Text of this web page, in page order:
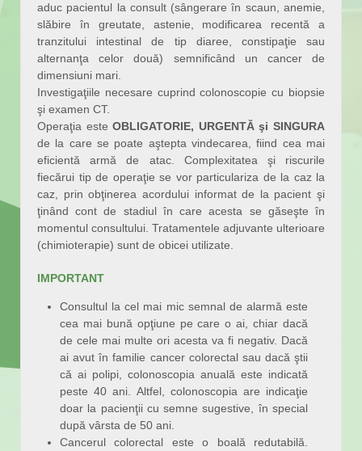
aduc pacientul la consult (sângerare în scaun, anemie,
slăbire în greutate, astenie, modificarea recentă a
tranzitului intestinal de tip diaree, constipaţie sau
alternanţa celor două) semnificând un cancer de
dimensiuni mari.
Investigaţiile necesare cuprind colonoscopie cu biopsie
şi examen CT.
Operaţia esteOBLIGATORIE, URGENTĂ şi SINGURA
de la care se poate aştepta vindecarea, fiind cea mai
eficientă armă de atac. Complexitatea şi riscurile
fiecărui tip de operaţie se vor particulariza de la caz la
caz, prin obţinerea acordului informat de la pacient şi
ţinând cont de stadiul în care acesta se găseşte în
momentul consultului. Tratamentele adjuvante ulterioare
(chimioterapie) sunt de obicei utilizate.
IMPORTANT
Consultul la cel mai mic semnal de alarmă este
cea mai bună opţiune pe care o ai, chiar dacă
de cele mai multe ori acesta va fi negativ. Dacă
ai avut în familie cancer colorectal sau dacă ştii
că ai polipi, colonoscopia anuală este indicată
peste 40 ani. Altfel, colonoscopia are indicaţie
doar la pacienţii cu semne sugestive, în special
după vârsta de 50 ani.
Cancerul colorectal este o boală redutabilă.